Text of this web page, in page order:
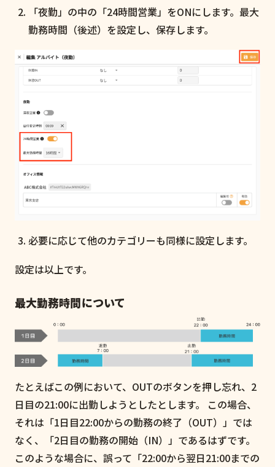
「夜勤」の中の「24時間営業」をONにします。最大
勤務時間（後述）を設定し、保存します。
必要に応じて他のカテゴリーも同様に設定します。
設定は以上です。
最大勤務時間について
たとえばこの例において、OUTのボタンを押し忘れ、2
日目の21:00に出勤しようとしたとします。 この場合、
それは「1日目22:00からの勤務の終了（OUT）」では
なく、「2日目の勤務の開始（IN）」であるはずです。
このような場合に、誤って「22:00から翌日21:00までの